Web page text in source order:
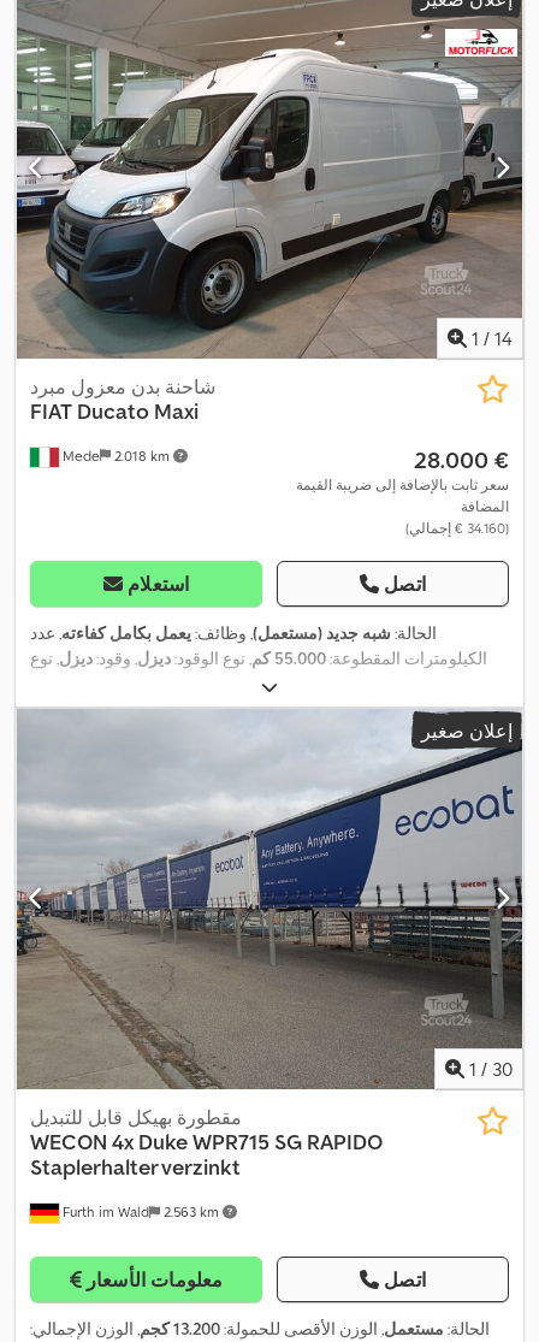
1 / 14
Mede 2.018 km
شاحنة بدن معزول مبرد
FIAT Ducato Maxi
‏28.000 €
سعر ثابت بالإضافة إلى ضريبة القيمة
المضافة
(‏34.160 € إجمالي)
استعلام اتصل
الحالة: شبه جديد (مستعمل), وظائف:يعمل بكامل كفاءته, عدد
الكيلومترات المقطوعة:55.000 كم , نوع الوقود:ديزل , وقود:ديزل , نوع
, عدد التروس:
الضباب, برنامج الثبات الإلكتروني (ESP), بلوتوث, كمبيوتر على متن
إعلان صغير
1 / 30
Furth im Wald 2.563 km
مقطورة بهيكل قابل للتبديل
WECON 4x Duke WPR715 SG RAPIDO
Staplerhalter verzinkt
معلومات الأسعار اتصل
الحالة: مستعمل, الوزن الأقصى للحمولة:13.200 كجم
, الوزن الإجمالي: